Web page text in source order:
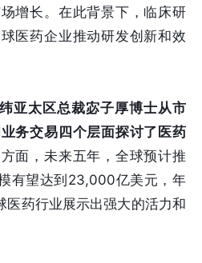
增长。在此背景下，临床研
医药企业推动研发创新和效
亚太区总裁宓子厚博士从市
务交易四个层面探讨了医药
面，未来五年，全球预计推
有望达到23,000亿美元，年
医药行业展示出强大的活力和